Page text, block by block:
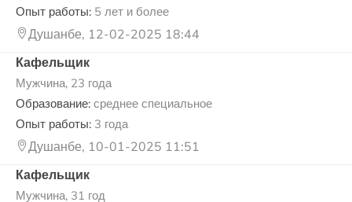
Опыт работы: 5 лет и более
Душанбе, 12-02-2025 18:44
Кафельщик
Мужчина, 23 года
Образование: среднее специальное
Опыт работы: 3 года
Душанбе, 10-01-2025 11:51
Кафельщик
Мужчина, 31 год